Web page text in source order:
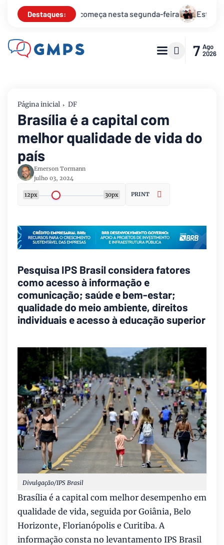
Destaques:
nesta segunda-feira Está na hora de receber 2025 com
7 Ago
2026
Página inicial DF
Brasília é a capital com
melhor qualidade de vida do
país
Emerson Tormann
julho 03, 2024
12px 30px PRINT
Pesquisa IPS Brasil considera fatores
como acesso à informação e
comunicação; saúde e bem-estar;
qualidade do meio ambiente, direitos
individuais e acesso à educação superior
Divulgação/IPS Brasil
Brasília é a capital com melhor desempenho em
qualidade de vida, seguida por Goiânia, Belo
Horizonte, Florianópolis e Curitiba. A
informação consta no levantamento IPS Brasil